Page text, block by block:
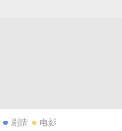
剧情 电影